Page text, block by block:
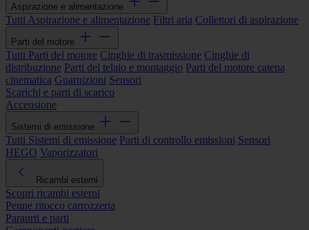
Aspirazione e alimentazione
Tutti Aspirazione e alimentazione Filtri aria Collettori di aspirazione
Parti del motore
Tutti Parti del motore Cinghie di trasmissione Cinghie di
distribuzione Parti del telaio e montaggio Parti del motore catena
cinematica Guarnizioni Sensori
Scarichi e parti di scarico
Accensione
Sistemi di emissione
Tutti Sistemi di emissione Parti di controllo emissioni Sensori
HEGO Vaporizzatori
Ricambi esterni
Scopri ricambi esterni
Penne ritocco carrozzeria
Paraurti e parti